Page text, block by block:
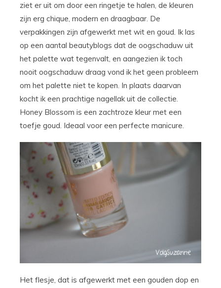
ziet er uit om door een ringetje te halen, de kleuren
zijn erg chique, modern en draagbaar. De
verpakkingen zijn afgewerkt met wit en goud. Ik las
op een aantal beautyblogs dat de oogschaduw uit
het palette wat tegenvalt, en aangezien ik toch
nooit oogschaduw draag vond ik het geen probleem
om het palette niet te kopen. In plaats daarvan
kocht ik een prachtige nagellak uit de collectie.
Honey Blossom is een zachtroze kleur met een
toefje goud. Ideaal voor een perfecte manicure.
Het flesje, dat is afgewerkt met een gouden dop en